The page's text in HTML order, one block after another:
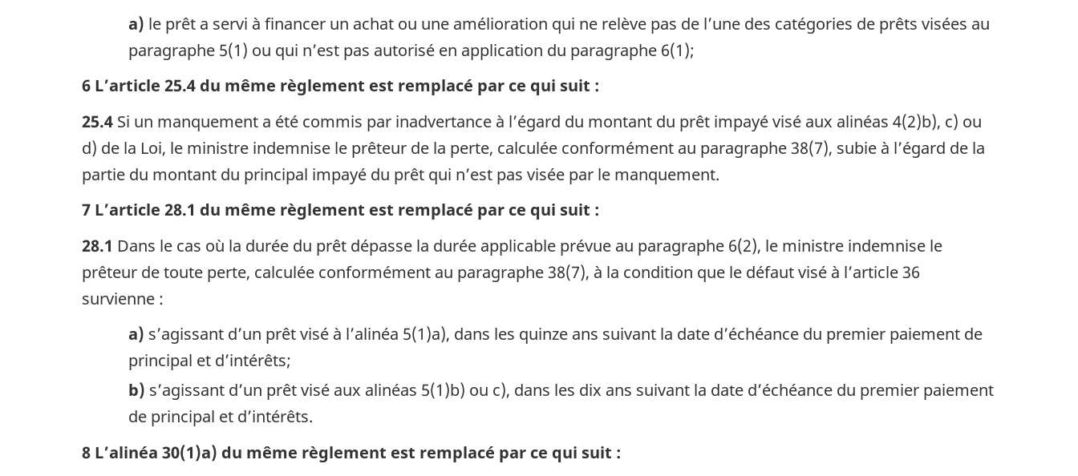
a) le prêt a servi à financer un achat ou une amélioration qui ne relève pas de l’une des catégories de prêts visées au
paragraphe 5(1) ou qui n’est pas autorisé en application du paragraphe 6(1);
6 L’article 25.4 du même règlement est remplacé par ce qui suit :
25.4 Si un manquement a été commis par inadvertance à l’égard du montant du prêt impayé visé aux alinéas 4(2)b), c) ou
d) de la Loi, le ministre indemnise le prêteur de la perte, calculée conformément au paragraphe 38(7), subie à l’égard de la
partie du montant du principal impayé du prêt qui n’est pas visée par le manquement.
7 L’article 28.1 du même règlement est remplacé par ce qui suit :
28.1 Dans le cas où la durée du prêt dépasse la durée applicable prévue au paragraphe 6(2), le ministre indemnise le
prêteur de toute perte, calculée conformément au paragraphe 38(7), à la condition que le défaut visé à l’article 36
survienne :
a) s’agissant d’un prêt visé à l’alinéa 5(1)a), dans les quinze ans suivant la date d’échéance du premier paiement de
principal et d’intérêts;
b) s’agissant d’un prêt visé aux alinéas 5(1)b) ou c), dans les dix ans suivant la date d’échéance du premier paiement
de principal et d’intérêts.
8 L’alinéa 30(1)a) du même règlement est remplacé par ce qui suit :